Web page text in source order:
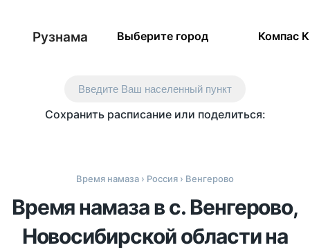
Рузнама Выберите город Компас
Введите Ваш населенный пункт
Сохранить расписание или поделиться:
Время намаза › Россия › Венгерово
Время намаза в с. Венгерово,
Новосибирской области на